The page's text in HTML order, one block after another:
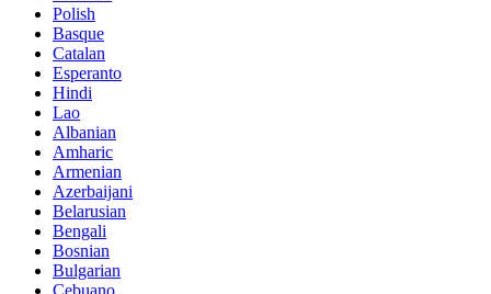
Polish
Basque
Catalan
Esperanto
Hindi
Lao
Albanian
Amharic
Armenian
Azerbaijani
Belarusian
Bengali
Bosnian
Bulgarian
Cebuano